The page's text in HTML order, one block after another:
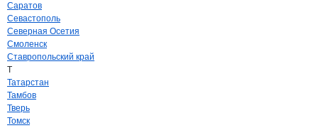
Саратов
Севастополь
Северная Осетия
Смоленск
Ставропольский край
Т
Татарстан
Тамбов
Тверь
Томск